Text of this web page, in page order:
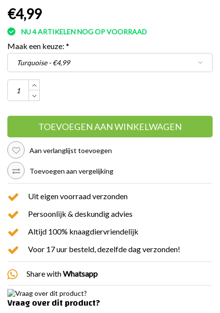
€4,99
NU 4 ARTIKELEN NOG OP VOORRAAD
Maak een keuze: *
TOEVOEGEN AAN WINKELWAGEN
Aan verlanglijst toevoegen
Toevoegen aan vergelijking
Uit eigen voorraad verzonden
Persoonlijk & deskundig advies
Altijd 100% knaagdiervriendelijk
Voor 17 uur besteld, dezelfde dag verzonden!
Share withWhatsapp
Vraag over dit product?